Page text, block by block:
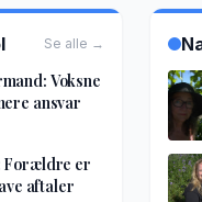
Se alle →
Voksne
ansvar
Forældre er
aftaler